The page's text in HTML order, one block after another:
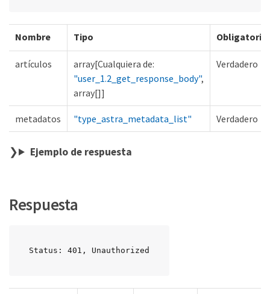
Nombre Tipo Obligatorio
artículos
array[Cualquiera de:
"user_1.2_get_response_body",
array[]]
Verdadero
metadatos "type_astra_metadata_list" Verdadero
Ejemplo de respuesta
Respuesta
Status: 401, Unauthorized